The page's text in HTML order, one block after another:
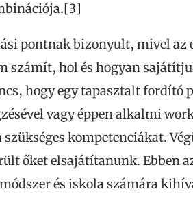
[3]
pontnak bizonyult, mivel az
számít, hol és hogyan
hogy egy tapasztalt fordító
vagy éppen alkalmi
kompetenciákat.
őket elsajátítanunk. Ebben
módszer és iskola számára